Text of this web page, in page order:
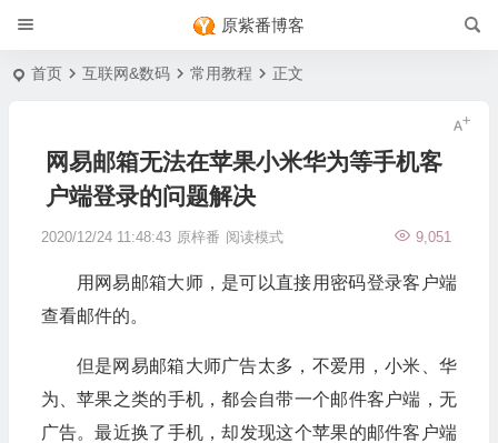
原紫番博客
首页 互联网&数码 常用教程 正文
网易邮箱无法在苹果小米华为等手机客
户端登录的问题解决
2020/12/24 11:48:43 原梓番 9,051
阅读模式
用网易邮箱大师，是可以直接用密码登录客户端
查看邮件的。
但是网易邮箱大师广告太多，不爱用，小米、华
为、苹果之类的手机，都会自带一个邮件客户端，无
广告。最近换了手机，却发现这个苹果的邮件客户端